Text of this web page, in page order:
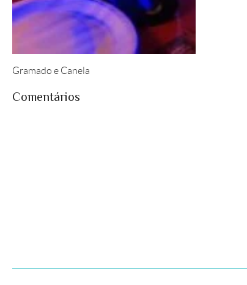
Gramado e Canela
Comentários